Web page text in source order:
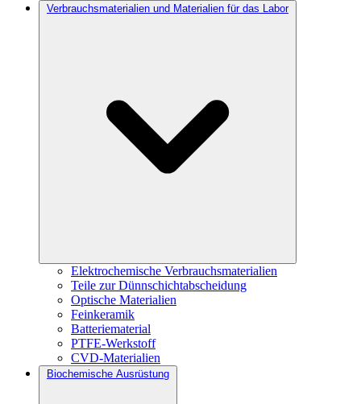
Verbrauchsmaterialien und Materialien für das Labor
Elektrochemische Verbrauchsmaterialien
Teile zur Dünnschichtabscheidung
Optische Materialien
Feinkeramik
Batteriematerial
PTFE-Werkstoff
CVD-Materialien
Biochemische Ausrüstung